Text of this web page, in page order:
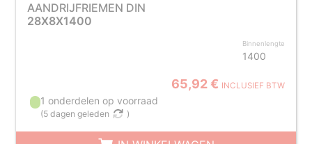
AANDRIJFRIEMEN DIN
28X8X1400
Binnenlengte
1400
65,92 € INCLUSIEF BTW
1 onderdelen op voorraad
(5 dagen geleden )